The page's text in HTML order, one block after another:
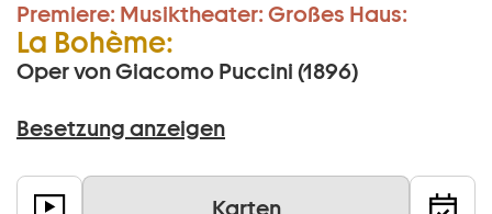
Premiere: Musiktheater: Großes Haus:
La Bohème:
Oper von Giacomo Puccini (1896)
Besetzung anzeigen
Karten